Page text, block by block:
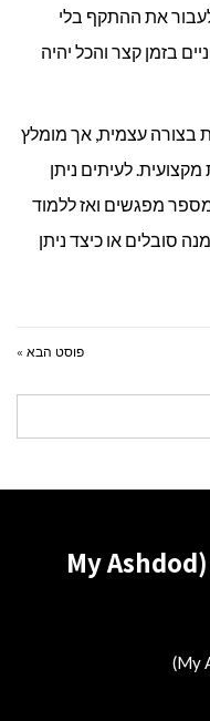
לעבור את ההתקף בלי
בזמן קצר והכל יהיה
בצורה עצמית, אך מומלץ
לעיתים ניתן
מפגשים ואז ללמוד
סובלים או כיצד ניתן
פוסט הבא »
אודות חדשות אשדוד שלי (My Ashdod